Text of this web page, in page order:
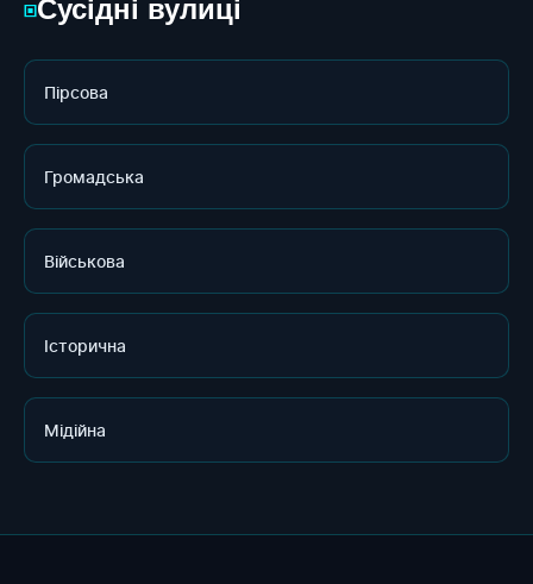
▣Сусідні вулиці
Пірсова
Громадська
Військова
Історична
Мідійна